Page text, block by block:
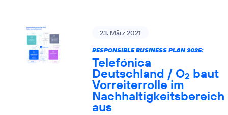
23. März 2021
RESPONSIBLE BUSINESS PLAN 2025:
Telefónica
Deutschland / O2 baut
Vorreiterrolle im
Nachhaltigkeitsbereich
aus